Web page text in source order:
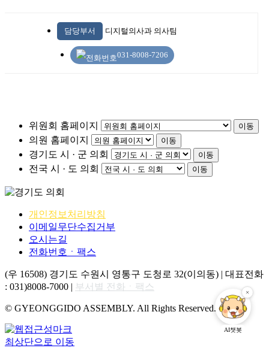
담당부서 디지털의사과 의사팀
031-8008-7206
위원회 홈페이지 이동
의원 홈페이지 이동
경기도 시 · 군 의회 이동
전국 시 · 도 의회 이동
개인정보처리방침
이메일무단수집거부
오시는길
전화번호ㆍ팩스
(우 16508) 경기도 수원시 영통구 도청로 32(이의동) | 대표전화
: 031)8008-7000 | 부서별 전화ㆍ팩스
© GYEONGGIDO ASSEMBLY. All Rights Reserved.
최상단으로 이동
AI챗봇